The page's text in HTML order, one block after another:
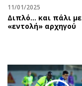
Money Review
AstroBank Properties
Ναυτιλία
Περιβάλλον
11/01/2025
Διπλό... και πάλι με
«εντολή» αρχηγού